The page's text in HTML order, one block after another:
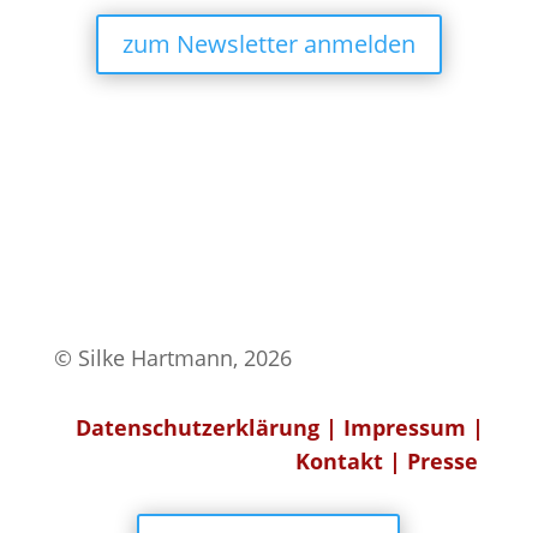
zum Newsletter anmelden
© Silke Hartmann, 2026
Datenschutzerklärung | Impressum |
Kontakt | Presse